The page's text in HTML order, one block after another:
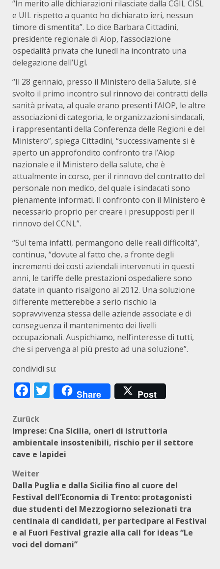
“In merito alle dichiarazioni rilasciate dalla CGIL CISL
e UIL rispetto a quanto ho dichiarato ieri, nessun
timore di smentita”. Lo dice Barbara Cittadini,
presidente regionale di Aiop, l’associazione
ospedalità privata che lunedì ha incontrato una
delegazione dell’Ugl.
“Il 28 gennaio, presso il Ministero della Salute, si è
svolto il primo incontro sul rinnovo dei contratti della
sanità privata, al quale erano presenti l’AIOP, le altre
associazioni di categoria, le organizzazioni sindacali,
i rappresentanti della Conferenza delle Regioni e del
Ministero”, spiega Cittadini, “successivamente si è
aperto un approfondito confronto tra l’Aiop
nazionale e il Ministero della salute, che è
attualmente in corso, per il rinnovo del contratto del
personale non medico, del quale i sindacati sono
pienamente informati. Il confronto con il Ministero è
necessario proprio per creare i presupposti per il
rinnovo del CCNL”.
“Sul tema infatti, permangono delle reali difficoltà”,
continua, “dovute al fatto che, a fronte degli
incrementi dei costi aziendali intervenuti in questi
anni, le tariffe delle prestazioni ospedaliere sono
datate in quanto risalgono al 2012. Una soluzione
differente metterebbe a serio rischio la
sopravvivenza stessa delle aziende associate e di
conseguenza il mantenimento dei livelli
occupazionali. Auspichiamo, nell’interesse di tutti,
che si pervenga al più presto ad una soluzione”.
condividi su:
Facebook
Twitter
Share Post
Beitragsnavigation
Zurück
Imprese: Cna Sicilia, oneri di istruttoria
ambientale insostenibili, rischio per il settore
cave e lapidei
Weiter
Dalla Puglia e dalla Sicilia fino al cuore del
Festival dell’Economia di Trento: protagonisti
due studenti del Mezzogiorno selezionati tra
centinaia di candidati, per partecipare al Festival
e al Fuori Festival grazie alla call for ideas “Le
voci del domani”